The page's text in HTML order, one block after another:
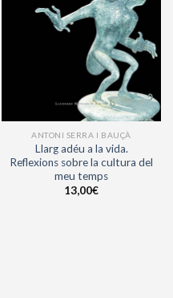
ANTONI SERRA I BAUÇÀ
Llarg adéu a la vida.
Reflexions sobre la cultura del
meu temps
13,00€